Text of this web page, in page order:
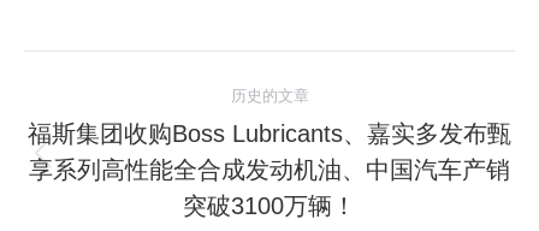
章
导
历史的文章
历
史
福斯集团收购Boss Lubricants、嘉实多发布甄
享系列高性能全合成发动机油、中国汽车产销
突破3100万辆！